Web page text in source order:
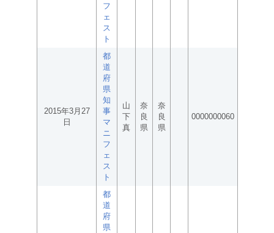
フ
ェ
ス
ト
2015年3月27
日
都
道
府
県
知
事
マ
ニ
フ
ェ
ス
ト
山
下
真
奈
良
県
奈
良
県
0000000060
都
道
府
県